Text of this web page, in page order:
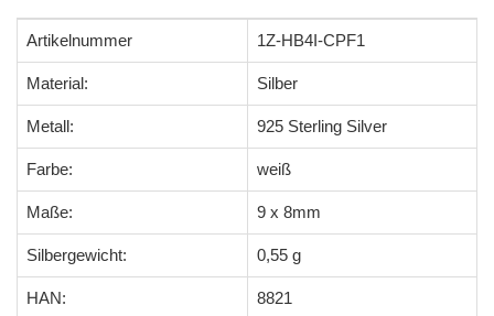
Artikelnummer 1Z-HB4I-CPF1
Material: Silber
Metall: 925 Sterling Silver
Farbe: weiß
Maße: 9 x 8mm
Silbergewicht: 0,55 g
HAN: 8821